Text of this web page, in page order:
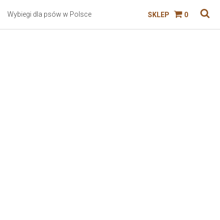
Wybiegi dla psów w Polsce SKLEP 0